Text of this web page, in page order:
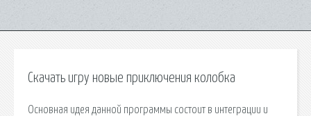
Скачать игру новые приключения колобка
Основная идея данной программы состоит в интеграции и